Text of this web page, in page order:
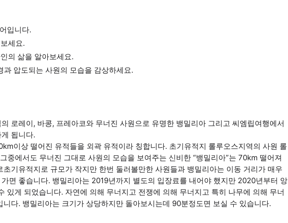
입니다.
세요.
의 삶을 알아보세요.
압도되는 사원의 모습을 감상하세요.
로레이, 바콩, 프레아코와 무너진 사원으로 유명한 뱅밀리아 그리고 씨엠립여행에서
됩니다.
이상 떨어진 유적들을 외곽 유적이라 칭합니다. 초기유적지 롤루오스지역의 사원 롤
중에서도 무너진 그대로 사원의 모습을 보여주는 신비한 “뱅밀리아”는 70km 떨어져
기유적지로 규모가 작지만 한번 둘러볼만한 사원들과 뱅밀리아는 이동 거리가 매우
면 좋습니다. 뱅밀리아는 2019년까지 별도의 입장료를 내어야 했지만 2020년부터 앙
있게 되었습니다. 자연에 의해 무너지고 전쟁에 의해 무너지고 특히 나무에 의해 무너
다. 뱅밀리아는 크기가 상당하지만 돌아보시는데 90분정도면 보실 수 있습니다.